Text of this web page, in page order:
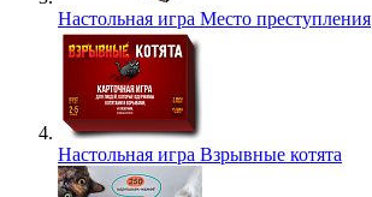
Настольная игра Место преступления
Настольная игра Взрывные котята